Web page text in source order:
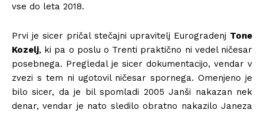
vse do leta 2018.
Prvi je sicer pričal stečajni upravitelj Eurogradenj Tone
Kozelj, ki pa o poslu o Trenti praktično ni vedel ničesar
posebnega. Pregledal je sicer dokumentacijo, vendar v
zvezi s tem ni ugotovil ničesar spornega. Omenjeno je
bilo sicer, da je bil spomladi 2005 Janši nakazan nek
denar, vendar je nato sledilo obratno nakazilo Janeza